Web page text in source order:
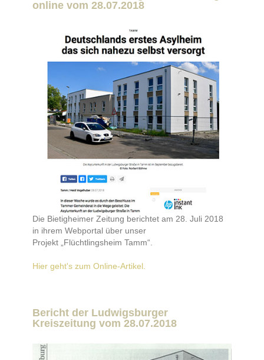
online vom 28.07.2018
Die Bietigheimer Zeitung berichtet am 28. Juli 2018
in ihrem Webportal über unser
Projekt „Flüchtlingsheim Tamm“.
Hier geht's zum Online-Artikel.
Bericht der Ludwigsburger
Kreiszeitung vom 28.07.2018